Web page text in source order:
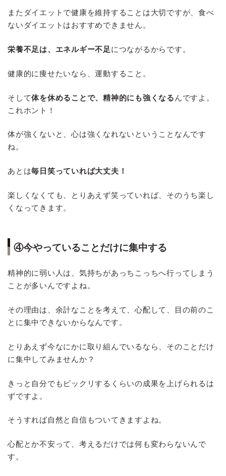
またダイエットで健康を維持することは大切ですが、食べ
ないダイエットはおすすめできません。
栄養不足は、エネルギー不足につながるからです。
健康的に痩せたいなら、運動すること。
そして体を休めることで、精神的にも強くなる んですよ。
これホント！
体が強くないと、心は強くなれないということなんです
ね。
あとは毎日笑っていれば大丈夫！
楽しくなくても、とりあえず笑っていれば、そのうち楽し
くなってきます。
④今やっていることだけに集中する
精神的に弱い人は、気持ちがあっちこっちへ行ってしまう
ことが多いんですよね。
その理由は、余計なことを考えて、心配して、目の前のこ
とに集中できないからなんです。
とりあえず今なにかに取り組んでいるなら、そのことだけ
に集中してみませんか？
きっと自分でもビックリするくらいの成果を上げられるは
ずですよ。
そうすれば自然と自信もついてきますよね。
心配とか不安って、考えるだけでは何も変わらないんで
す。